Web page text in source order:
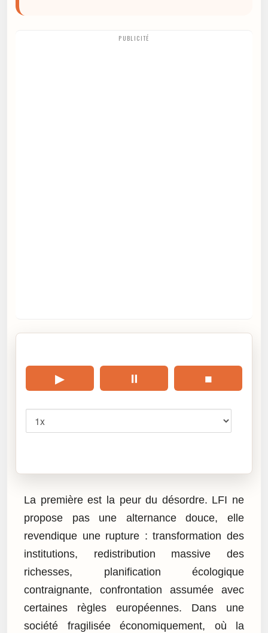
PUBLICITÉ
▶ ⏸ ■
La première est la peur du désordre. LFI ne
propose pas une alternance douce, elle
revendique une rupture : transformation des
institutions, redistribution massive des
richesses, planification écologique
contraignante, confrontation assumée avec
certaines règles européennes. Dans une
société fragilisée économiquement, où la